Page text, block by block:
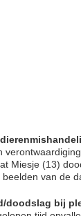
Miesje (13)
van de
doodslag bij